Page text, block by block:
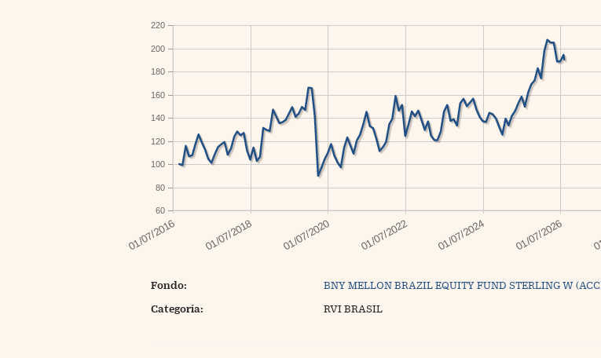
60
80
100
120
140
160
180
200
220
Fondo: BNY MELLON BRAZIL EQUITY FUND STERLING W
Categoría: RVI BRASIL